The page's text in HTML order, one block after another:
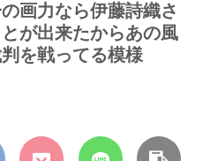
画力なら伊藤詩織さ
が出来たからあの風
を戦ってる模様